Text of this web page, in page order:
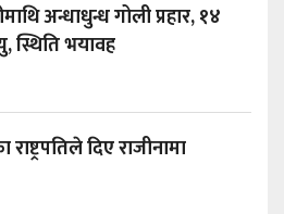
अन्धाधुन्ध गोली प्रहार, १४
स्थिति भयावह
दिए राजीनामा